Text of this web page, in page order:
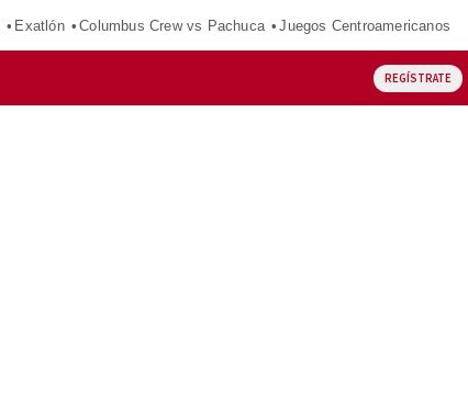
Exatlón Columbus Crew vs Pachuca Juegos Centroamericanos
REGÍSTRATE